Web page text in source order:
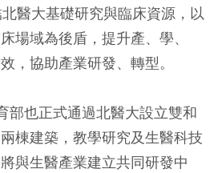
醫大基礎研究與臨床資源，以
場域為後盾，提升產、學、
，協助產業研發、轉型。
部也正式通過北醫大設立雙和
棟建築，教學研究及生醫科技
與生醫產業建立共同研發中